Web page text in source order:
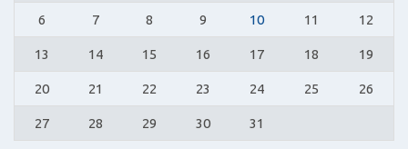
6 7 8 9 10 11 12
13 14 15 16 17 18 19
20 21 22 23 24 25 26
27 28 29 30 31